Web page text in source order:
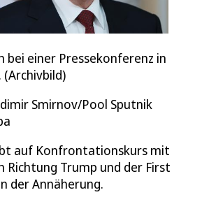
bei einer Pressekonferenz in
(Archivbild)
Smirnov/Pool Sputnik
auf Konfrontationskurs mit
Richtung Trump und der First
der Annäherung.